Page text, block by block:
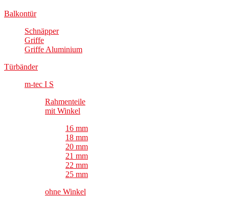
Balkontür
Schnäpper
Griffe
Griffe Aluminium
Türbänder
m-tec I S
Rahmenteile
mit Winkel
16 mm
18 mm
20 mm
21 mm
22 mm
25 mm
ohne Winkel